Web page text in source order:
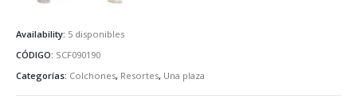
Availability: 5 disponibles
CÓDIGO: SCF090190
Categorías: Colchones, Resortes, Una plaza